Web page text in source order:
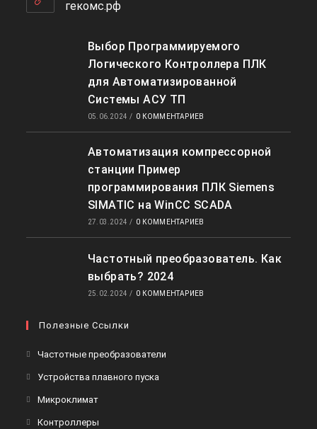
гекомс.рф
Выбор Программируемого
Логического Контроллера ПЛК
для Автоматизированной
Системы АСУ ТП
05.06.2024 / 0 КОММЕНТАРИЕВ
Автоматизация компрессорной
станции Пример
программирования ПЛК Siemens
SIMATIC на WinCC SCADA
27.03.2024 / 0 КОММЕНТАРИЕВ
Частотный преобразователь. Как
выбрать? 2024
25.02.2024 / 0 КОММЕНТАРИЕВ
Полезные Ссылки
Частотные преобразователи
Устройства плавного пуска
МикроклиматОткроется
Контроллеры